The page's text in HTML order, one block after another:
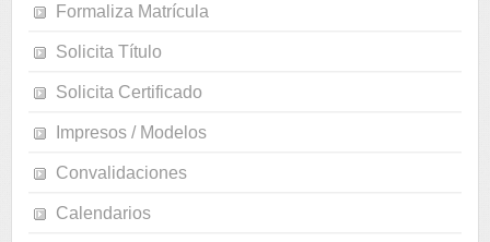
Formaliza Matrícula
Solicita Título
Solicita Certificado
Impresos / Modelos
Convalidaciones
Calendarios